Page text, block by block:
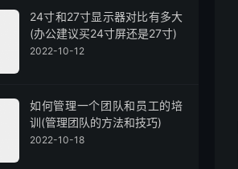
24寸和27寸显示器对比有多大
(办公建议买24寸屏还是27寸)
2022-10-12
如何管理一个团队和员工的培
训(管理团队的方法和技巧)
2022-10-18